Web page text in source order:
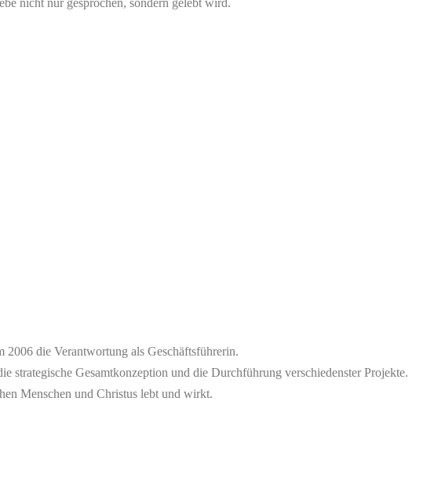
nicht nur gesprochen, sondern gelebt wird.
2006 die Verantwortung als Geschäftsführerin.
strategische Gesamtkonzeption und die Durchführung verschiedenster Projekte.
Menschen und Christus lebt und wirkt.